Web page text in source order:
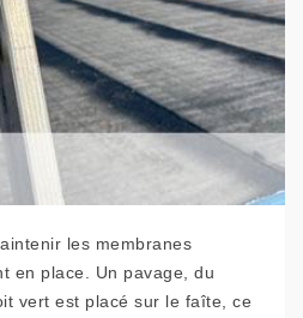
les membranes
en place. Un pavage, du
vert est placé sur le faîte, ce